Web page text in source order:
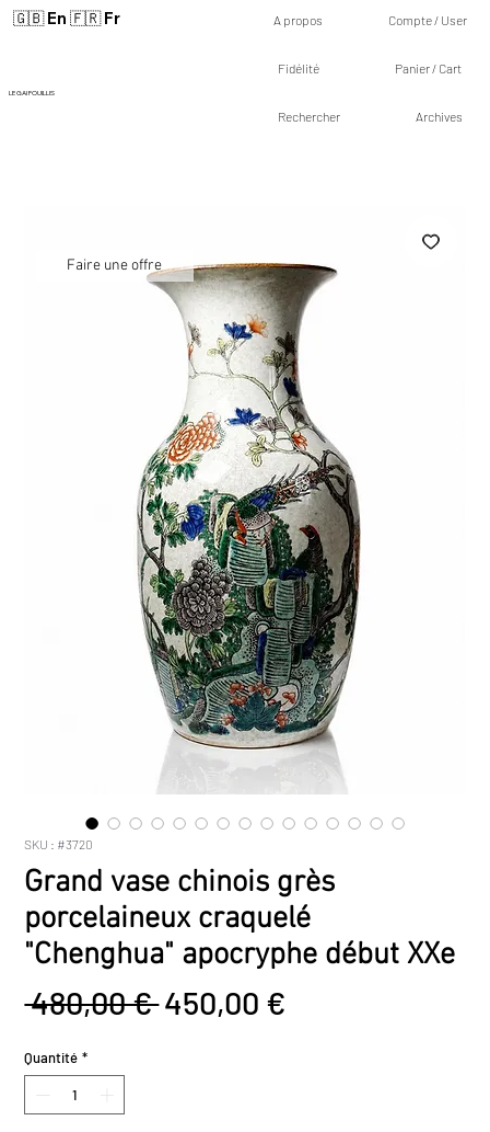
🇬🇧 En 🇫🇷 Fr
LE GAI FOUILLIS
A propos Compte / User
Fidélité Panier / Cart
Rechercher Archives
SKU : #3720
Grand vase chinois grès
porcelaineux craquelé
"Chenghua" apocryphe début XXe
480,00 € Prix
450,00 €
Quantité *
Faire une offre